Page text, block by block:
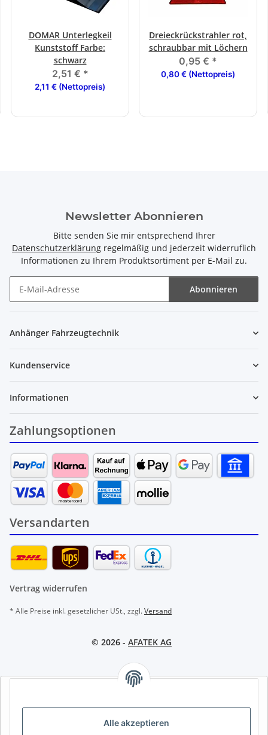
Alle akzeptieren
DOMAR Unterlegkeil
Kunststoff Farbe:
schwarz
2,51 € *
2,11 € (Nettopreis)
Dreieckrückstrahler rot,
schraubbar mit Löchern
0,95 € *
0,80 € (Nettopreis)
Newsletter Abonnieren
Bitte senden Sie mir entsprechend Ihrer
Datenschutzerklärung regelmäßig und jederzeit widerruflich
Informationen zu Ihrem Produktsortiment per E-Mail zu.
Abonnieren
Anhänger Fahrzeugtechnik
Kundenservice
Informationen
Zahlungsoptionen
Versandarten
Vertrag widerrufen
* Alle Preise inkl. gesetzlicher USt., zzgl.Versand
© 2026 - AFATEK AG